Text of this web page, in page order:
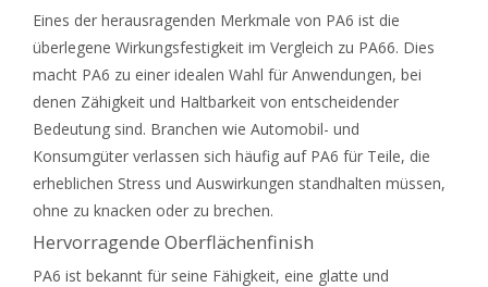
Eines der herausragenden Merkmale von PA6 ist die
überlegene Wirkungsfestigkeit im Vergleich zu PA66. Dies
macht PA6 zu einer idealen Wahl für Anwendungen, bei
denen Zähigkeit und Haltbarkeit von entscheidender
Bedeutung sind. Branchen wie Automobil- und
Konsumgüter verlassen sich häufig auf PA6 für Teile, die
erheblichen Stress und Auswirkungen standhalten müssen,
ohne zu knacken oder zu brechen.
Hervorragende Oberflächenfinish
PA6 ist bekannt für seine Fähigkeit, eine glatte und